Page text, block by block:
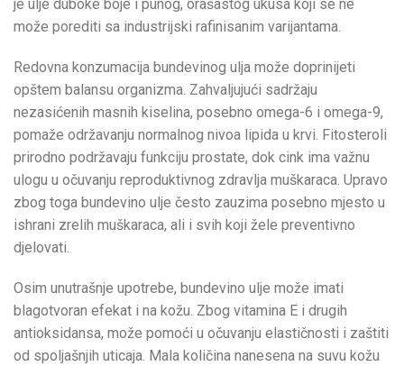
je ulje duboke boje i punog, orašastog ukusa koji se ne
može porediti sa industrijski rafinisanim varijantama.
Redovna konzumacija bundevinog ulja može doprinijeti
opštem balansu organizma. Zahvaljujući sadržaju
nezasićenih masnih kiselina, posebno omega-6 i omega-9,
pomaže održavanju normalnog nivoa lipida u krvi. Fitosteroli
prirodno podržavaju funkciju prostate, dok cink ima važnu
ulogu u očuvanju reproduktivnog zdravlja muškaraca. Upravo
zbog toga bundevino ulje često zauzima posebno mjesto u
ishrani zrelih muškaraca, ali i svih koji žele preventivno
djelovati.
Osim unutrašnje upotrebe, bundevino ulje može imati
blagotvoran efekat i na kožu. Zbog vitamina E i drugih
antioksidansa, može pomoći u očuvanju elastičnosti i zaštiti
od spoljašnjih uticaja. Mala količina nanesena na suvu kožu